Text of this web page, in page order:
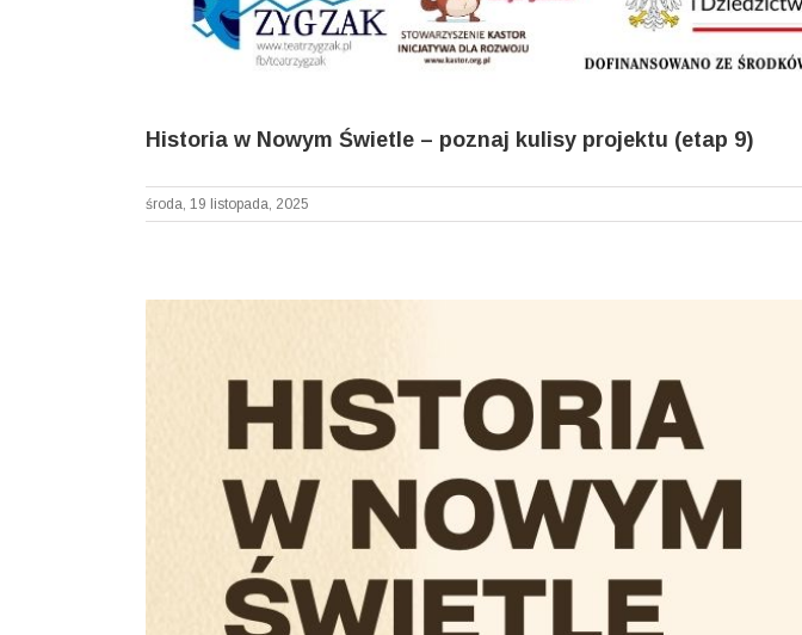
Historia w Nowym Świetle – poznaj kulisy projektu (etap 9)
środa, 19 listopada, 2025